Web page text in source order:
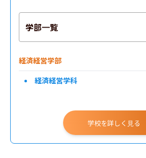
学部一覧
経済経営学部
経済経営学科
学校を詳しく見る